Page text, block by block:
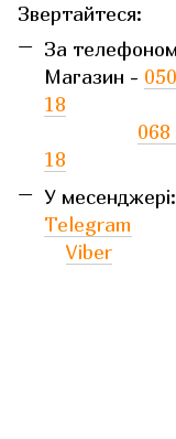
Звертайтеся:
За
Магазин -
18
18
У месенджері:
Telegram
Viber